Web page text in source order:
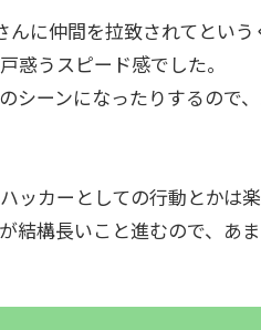
に仲間を拉致されてとい
惑うスピード感でした。
シーンになったりするので
ッカーとしての行動とかは
結構長いこと進むので、あ